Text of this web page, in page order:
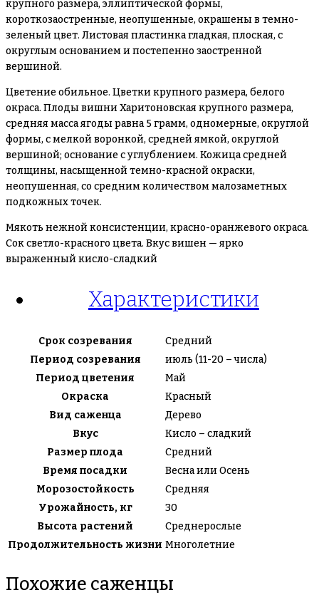
крупного размера, эллиптической формы,
короткозаостренные, неопушенные, окрашены в темно-
зеленый цвет. Листовая пластинка гладкая, плоская, с
округлым основанием и постепенно заостренной
вершиной.
Цветение обильное. Цветки крупного размера, белого
окраса. Плоды вишни Харитоновская крупного размера,
средняя масса ягоды равна 5 грамм, одномерные, округлой
формы, с мелкой воронкой, средней ямкой, округлой
вершиной; основание с углублением. Кожица средней
толщины, насыщенной темно-красной окраски,
неопушенная, со средним количеством малозаметных
подкожных точек.
Мякоть нежной консистенции, красно-оранжевого окраса.
Сок светло-красного цвета. Вкус вишен — ярко
выраженный кисло-сладкий
Характеристики
Срок созревания
Средний
Период созревания
июль (11-20 – числа)
Период цветения
Май
Окраска
Красный
Вид саженца
Дерево
Вкус
Кисло – сладкий
Размер плода
Средний
Время посадки
Весна или Осень
Морозостойкость
Средняя
Урожайность, кг
30
Высота растений
Среднерослые
Продолжительность жизни Многолетние
Похожие саженцы